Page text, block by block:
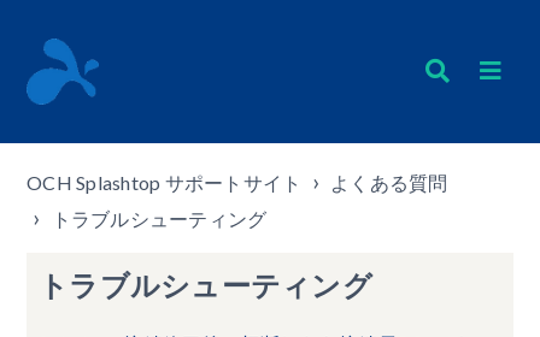
OCH Splashtop サポートサイト
よくある質問
トラブルシューティング
トラブルシューティング